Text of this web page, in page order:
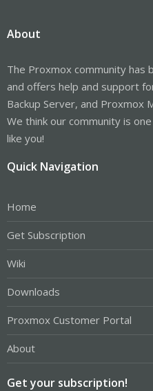
About
The Proxmox community has
and offers help and support
Backup Server, and Proxmox
We think our community is
like you!
Quick Navigation
Home
Get Subscription
Wiki
Downloads
Proxmox Customer Portal
About
Get your subscription!